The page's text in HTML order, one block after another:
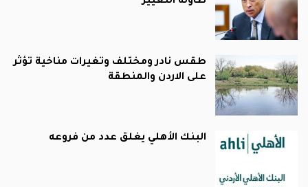
طقس نادر ومختلف وتغيرات مناخية تؤثر
على الاردن والمنطقة
البنك الأهلي يغلق عدد من فروعه